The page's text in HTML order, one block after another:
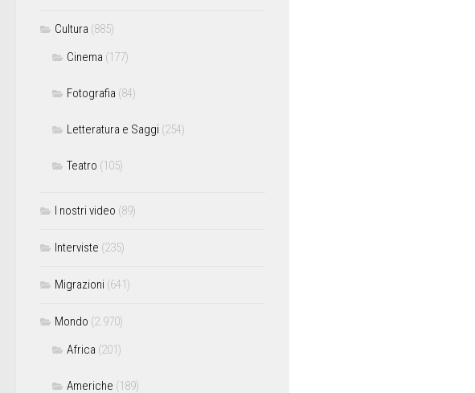
Cultura (885)
Cinema (177)
Fotografia (84)
Letteratura e Saggi (254)
Teatro (105)
I nostri video (89)
Interviste (235)
Migrazioni (641)
Mondo (2.970)
Africa (201)
Americhe (189)